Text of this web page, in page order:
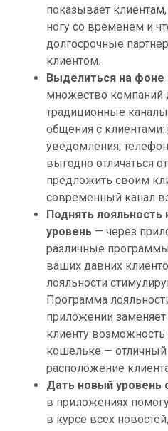
показывает
ногу со временем и
долгосрочные
клиентом.
Выделиться на фоне
множество компаний
традиционные
общения с клиентами:
уведомления,
выгодно отличаться
предложить своим
современный канал
Поднять лояльность
уровень — через
различные
ваших давних
лояльности
Программа
приложении
клиенту
кошельке — отличный
расположение
Дать новый уровень
в приложениях
в курсе всех